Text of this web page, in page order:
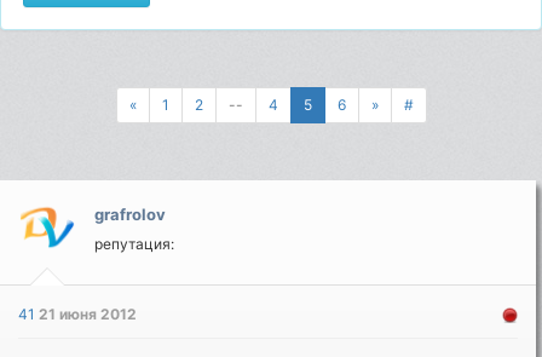
« 1 2 -- 4 5 6 » #
grafrolov
репутация:
4121 июня 2012